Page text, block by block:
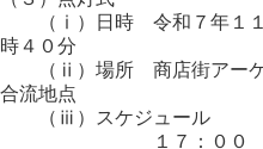
（ⅰ）日時 令和７年１１
時４０分
（ⅱ）場所 商店街アーケ
合流地点
（ⅲ）スケジュール
１７：００ 四日市